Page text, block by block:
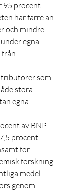
95 procent
har färre än
och mindre
egna
från
som
stora
egna
av BNP
procent
för
forskning
medel.
genom